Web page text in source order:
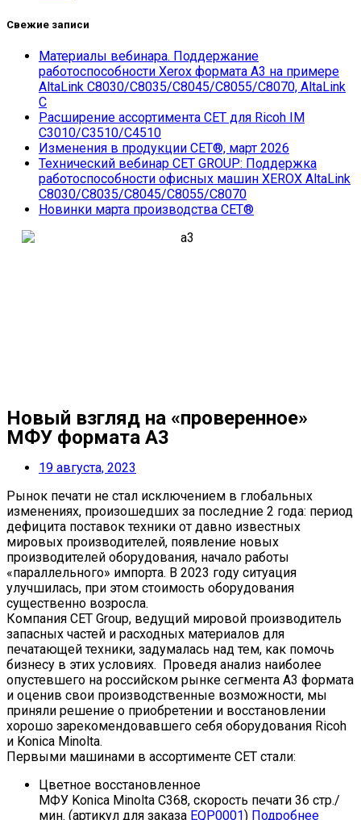
Свежие записи
Материалы вебинара. Поддержание
работоспособности Xerox формата А3 на примере
AltaLink C8030/С8035/С8045/С8055/С8070, AltaLink
C
Расширение ассортимента СЕТ для Ricoh IM
C3010/C3510/C4510
Изменения в продукции CET®, март 2026
Технический вебинар CET GROUP: Поддержка
работоспособности офисных машин XEROX AltaLink
C8030/С8035/С8045/С8055/С8070
Новинки марта производства СЕТ®
Новый взгляд на «проверенное»
МФУ формата А3
19 августа, 2023
Рынок печати не стал исключением в глобальных
изменениях, произошедших за последние 2 года: период
дефицита поставок техники от давно известных
мировых производителей, появление новых
производителей оборудования, начало работы
«параллельного» импорта. В 2023 году ситуация
улучшилась, при этом стоимость оборудования
существенно возросла.
Компания CET Group, ведущий мировой производитель
запасных частей и расходных материалов для
печатающей техники, задумалась над тем, как помочь
бизнесу в этих условиях. Проведя анализ наиболее
опустевшего на российском рынке сегмента А3 формата
и оценив свои производственные возможности, мы
приняли решение о приобретении и восстановлении
хорошо зарекомендовавшего себя оборудования Ricoh
и Konica Minolta.
Первыми машинами в ассортименте СЕТ стали:
Цветное восстановленное
МФУ Konica Minolta C368, скорость печати 36 стр./
мин. (артикул для заказа EQP0001) Подробнее